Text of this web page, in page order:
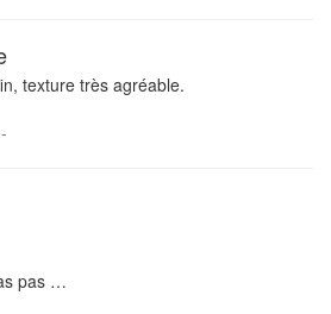
texture très agréable.
-
pas …